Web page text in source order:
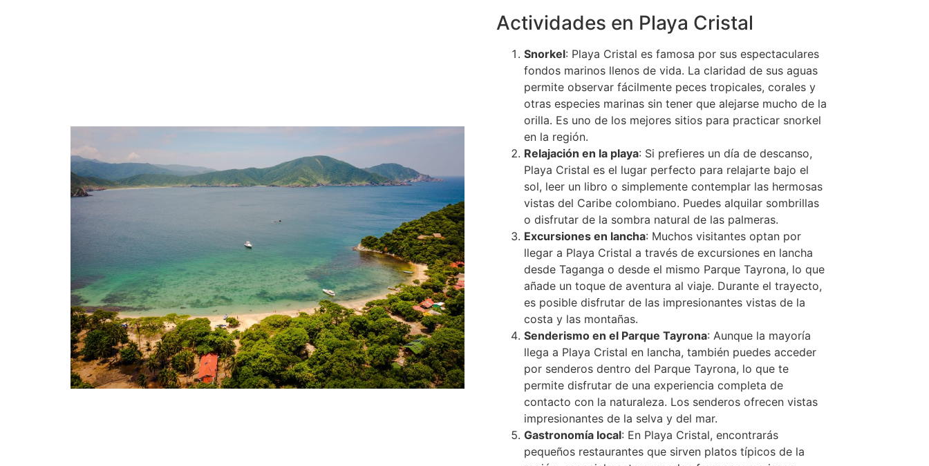
Actividades en Playa Cristal
Snorkel: Playa Cristal es famosa por sus espectaculares
fondos marinos llenos de vida. La claridad de sus aguas
permite observar fácilmente peces tropicales, corales y
otras especies marinas sin tener que alejarse mucho de la
orilla. Es uno de los mejores sitios para practicar snorkel
en la región.
Relajación en la playa: Si prefieres un día de descanso,
Playa Cristal es el lugar perfecto para relajarte bajo el
sol, leer un libro o simplemente contemplar las hermosas
vistas del Caribe colombiano. Puedes alquilar sombrillas
o disfrutar de la sombra natural de las palmeras.
Excursiones en lancha: Muchos visitantes optan por
llegar a Playa Cristal a través de excursiones en lancha
desde Taganga o desde el mismo Parque Tayrona, lo que
añade un toque de aventura al viaje. Durante el trayecto,
es posible disfrutar de las impresionantes vistas de la
costa y las montañas.
Senderismo en el Parque Tayrona: Aunque la mayoría
llega a Playa Cristal en lancha, también puedes acceder
por senderos dentro del Parque Tayrona, lo que te
permite disfrutar de una experiencia completa de
contacto con la naturaleza. Los senderos ofrecen vistas
impresionantes de la selva y del mar.
Gastronomía local: En Playa Cristal, encontrarás
pequeños restaurantes que sirven platos típicos de la